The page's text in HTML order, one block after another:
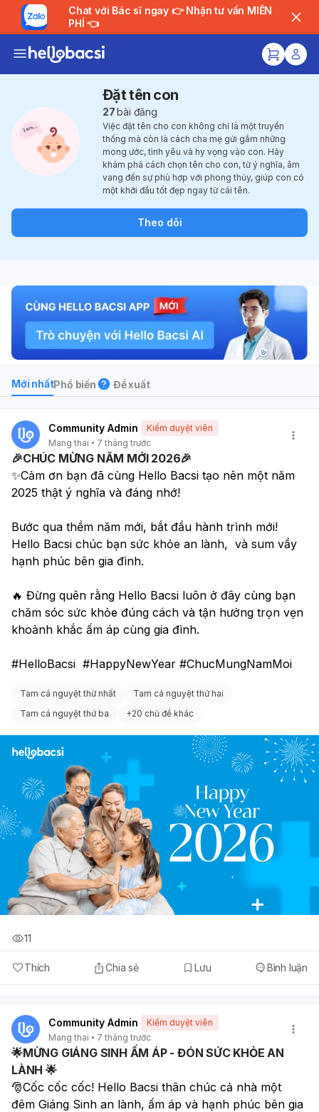
Chat với Bác sĩ ngay 👉 Nhận tư vấn MIỄN
PHÍ 👈
Đặt tên con
27 bài đăng
Việc đặt tên cho con không chỉ là một truyền
thống mà còn là cách cha mẹ gửi gắm những
mong ước, tình yêu và hy vọng vào con. Hãy
khám phá cách chọn tên cho con, từ ý nghĩa, âm
vang đến sự phù hợp với phong thủy, giúp con có
một khởi đầu tốt đẹp ngay từ cái tên.
Theo dõi
Mới nhấtPhổ biến Đề xuất
Community Admin
Kiểm duyệt viên
Mang thai
7 tháng trước
🎉CHÚC MỪNG NĂM MỚI 2026🎉
✨Cảm ơn bạn đã cùng Hello Bacsi tạo nên một năm
2025 thật ý nghĩa và đáng nhớ!
Bước qua thềm năm mới, bắt đầu hành trình mới!
Hello Bacsi chúc bạn sức khỏe an lành,  và sum vầy
hạnh phúc bên gia đình.
🔥 Đừng quên rằng Hello Bacsi luôn ở đây cùng bạn
chăm sóc sức khỏe đúng cách và tận hưởng trọn vẹn
khoảnh khắc ấm áp cùng gia đình.
#HelloBacsi  #HappyNewYear #ChucMungNamMoi
Tam cá nguyệt thứ nhất
Tam cá nguyệt thứ hai
Tam cá nguyệt thứ ba
+20 chủ đề khác
Thích Chia sẻ Lưu Bình luận
11
Community Admin
Kiểm duyệt viên
Mang thai
7 tháng trước
🌟MỪNG GIÁNG SINH ẤM ÁP - ĐÓN SỨC KHỎE AN
LÀNH 🌟
🎅Cốc cốc cốc! Hello Bacsi thân chúc cả nhà một
đêm Giáng Sinh an lành, ấm áp và hạnh phúc bên gia